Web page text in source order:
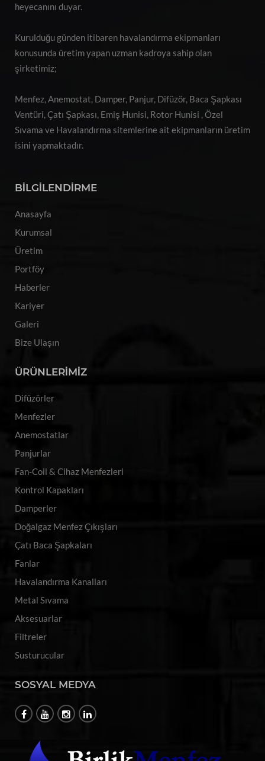
heyecanını duyar.
Kurulduğu günden itibaren havalandırma ekipmanları
konusunda üretim yapan uzman kadroya sahip olan
şirketimiz;
Menfez, Anemostat, Damper, Panjur, Difüzör, Baca Şapkası
Ventüri, Çatı Şapkası, Emiş Hunisi, Rotor Hunisi , Özel
Sıvama ve Havalandırma sitemlerine ait ekipmanların üretim
isini yapmaktadır.
BİLGİLENDİRME
Anasayfa
Kurumsal
Üretim
Portföy
Haberler
Kariyer
Galeri
Bize Ulaşın
ÜRÜNLERİMİZ
Difüzörler
Menfezler
Anemostatlar
Panjurlar
Fan-Coil & Cihaz Menfezleri
Kontrol Kapakları
Damperler
Doğalgaz Menfez Çıkışları
Çatı Baca Şapkaları
Fanlar
Havalandırma Kanalları
Metal Sıvama
Aksesuarlar
Filtreler
Susturucular
SOSYAL MEDYA